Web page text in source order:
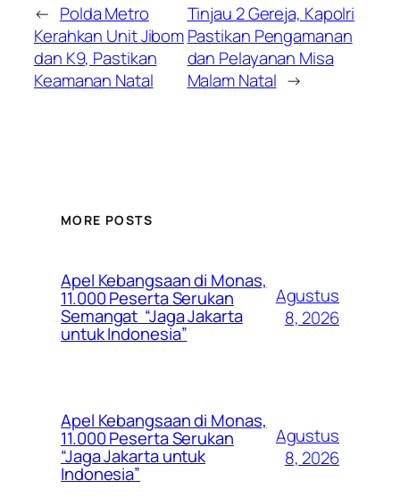
← Polda Metro
Kerahkan Unit Jibom
dan K9, Pastikan
Keamanan Natal
Tinjau 2 Gereja, Kapolri
Pastikan Pengamanan
dan Pelayanan Misa
Malam Natal →
MORE POSTS
Apel Kebangsaan di Monas,
11.000 Peserta Serukan
Semangat “Jaga Jakarta
untuk Indonesia”
Agustus
8, 2026
Apel Kebangsaan di Monas,
11.000 Peserta Serukan
“Jaga Jakarta untuk
Indonesia”
Agustus
8, 2026